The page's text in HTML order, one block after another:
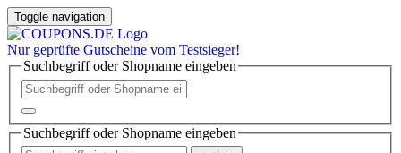
Toggle navigation
Nur geprüfte Gutscheine vom Testsieger!
Suchbegriff oder Shopname eingeben
Suchbegriff oder Shopname eingeben